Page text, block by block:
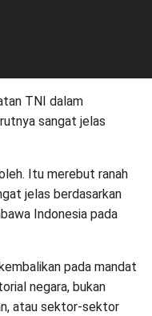
TNI dalam
sangat jelas
Itu merebut ranah
jelas berdasarkan
Indonesia pada
pada mandat
negara, bukan
atau sektor-sektor